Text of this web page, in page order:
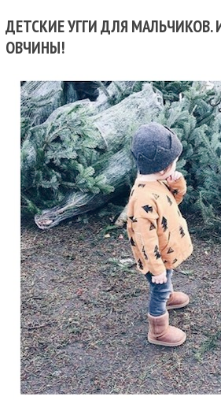
ДЕТСКИЕ УГГИ ДЛЯ МАЛЬЧИКОВ.
ОВЧИНЫ!